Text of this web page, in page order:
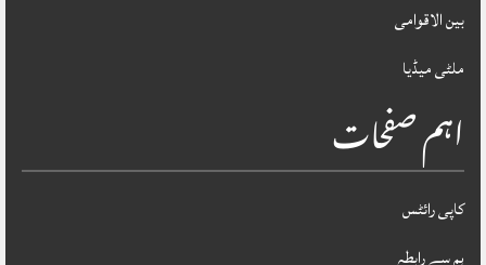
بین الاقوامی
ملٹی میڈیا
اہم صفحات
کاپی رائٹس
ہم سے رابطہ